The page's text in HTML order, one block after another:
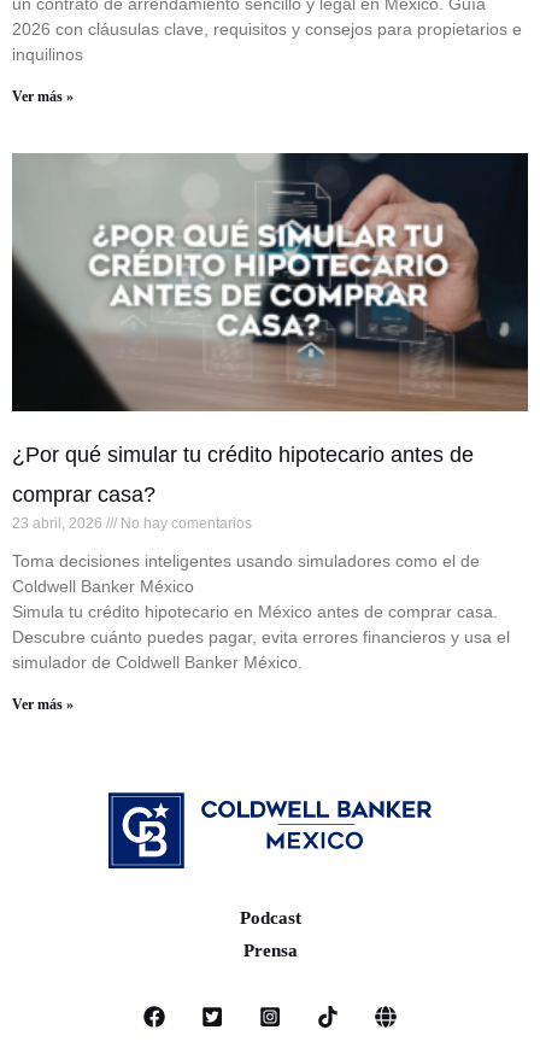
un contrato de arrendamiento sencillo y legal en México. Guía
2026 con cláusulas clave, requisitos y consejos para propietarios e
inquilinos
Ver más »
¿Por qué simular tu crédito hipotecario antes de
comprar casa?
23 abril, 2026 No hay comentarios
Toma decisiones inteligentes usando simuladores como el de
Coldwell Banker México
Simula tu crédito hipotecario en México antes de comprar casa.
Descubre cuánto puedes pagar, evita errores financieros y usa el
simulador de Coldwell Banker México.
Ver más »
Podcast
Prensa